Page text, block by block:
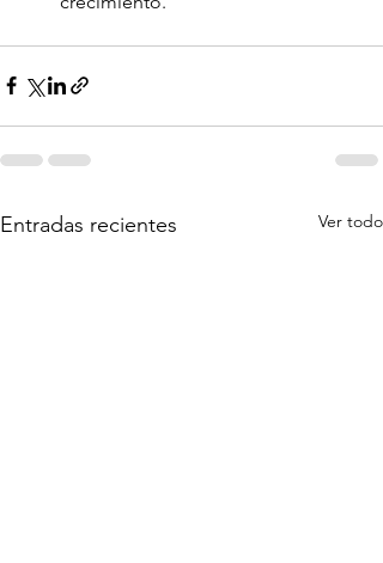
Entradas recientes Ver todo